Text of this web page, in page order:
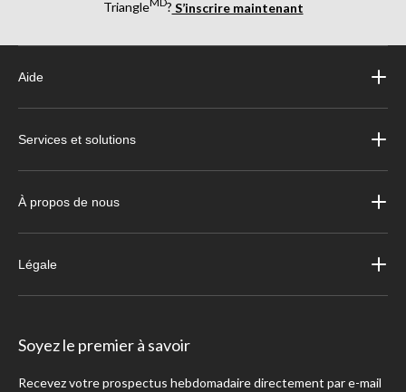
Triangle
? S’inscrire maintenant
Aide
Services et solutions
À propos de nous
Légale
Soyez le premier à savoir
Recevez votre prospectus hebdomadaire directement par e-mail